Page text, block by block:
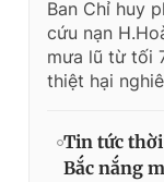
Ban Chỉ huy
cứu nạn
mưa lũ từ tối
thiệt hại
Tin tức
Bắc nắng